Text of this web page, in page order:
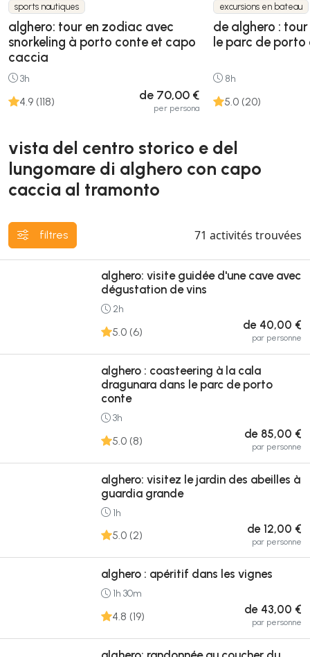
sports nautiques
alghero: tour en zodiac avec
snorkeling à porto conte et capo
caccia
3h
4.9 (118) de 70,00 €
per persona
excursions en bateau
de alghero :
le parc de porto
8h
5.0 (20)
vista del centro storico e del
lungomare di alghero con capo
caccia al tramonto
filtres 71 activités trouvées
alghero: visite guidée d'une cave avec
dégustation de vins
2h
5.0 (6) de 40,00 €
par personne
alghero : coasteering à la cala
dragunara dans le parc de porto
conte
3h
5.0 (8) de 85,00 €
par personne
alghero: visitez le jardin des abeilles à
guardia grande
1h
5.0 (2) de 12,00 €
par personne
alghero : apéritif dans les vignes
1h 30m
4.8 (19) de 43,00 €
par personne